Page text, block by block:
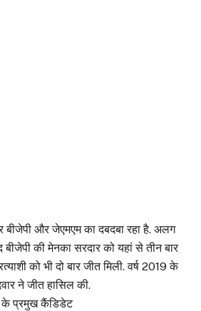
बीजेपी और जेएमएम का दबदबा रहा है. अलग
की मेनका सरदार को यहां से तीन बार
को भी दो बार जीत मिली. वर्ष 2019 के
ने जीत हासिल की.
के प्रमुख कैंडिडेट